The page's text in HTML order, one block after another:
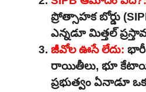
ప్రోత్సాహక బోర్డు
ఎన్నడూ మిత్తల్
జీవోల ఊసే లేదు: భారీ
రాయితీలు, భూ
ప్రభుత్వం ఏనాడూ